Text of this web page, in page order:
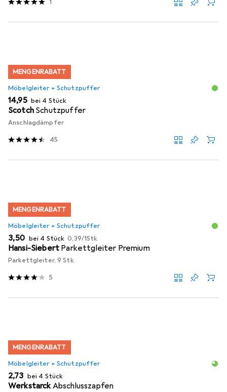
1
MENGENRABATT
Möbelgleiter + Schutzpuffer
EUR
14,95 bei 4 Stück
Scotch Schutzpuffer
Anschlagdämpfer
45
MENGENRABATT
Möbelgleiter + Schutzpuffer
EUR
3,50 bei 4 Stück EUR
0,39/1Stk.
Hansi-Siebert Parkettgleiter Premium
Parkettgleiter, 9 Stk.
5
MENGENRABATT
Möbelgleiter + Schutzpuffer
EUR
2,73 bei 4 Stück
WerkstarckAbschlusszapfen